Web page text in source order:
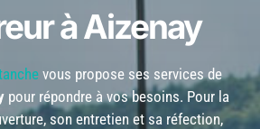
à Aizenay
vous propose ses services de
pour répondre à vos besoins. Pour la
son entretien et sa réfection,